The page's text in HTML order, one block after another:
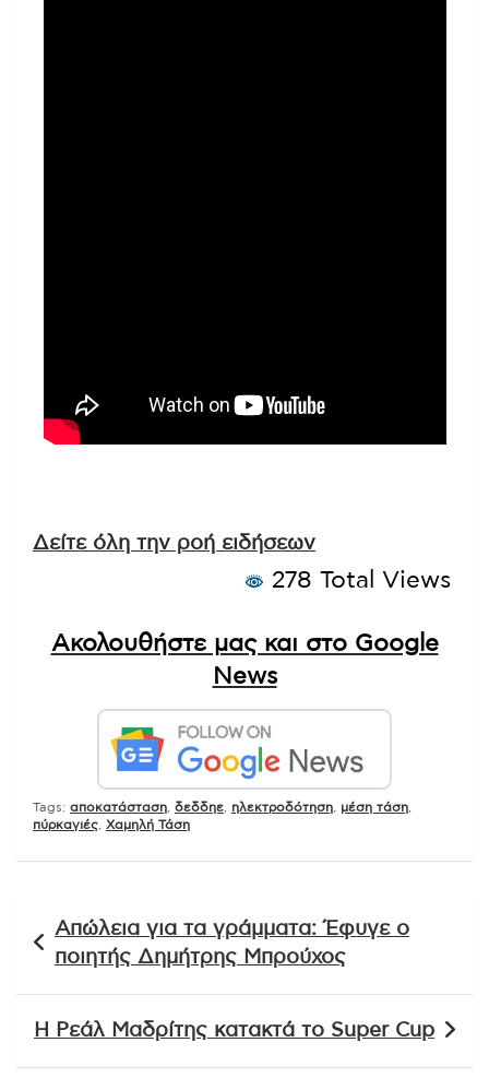
Δείτε όλη την ροή ειδήσεων
278 Total Views
Ακολουθήστε μας και στο Google
News
Tags: αποκατάσταση δεδδηε ηλεκτροδότηση μέση τάση
πύρκαγιές Χαμηλή Τάση
άρθρων
Απώλεια για τα γράμματα: Έφυγε ο
ποιητής Δημήτρης Μπρούχος
Η Ρεάλ Μαδρίτης κατακτά το Super Cup